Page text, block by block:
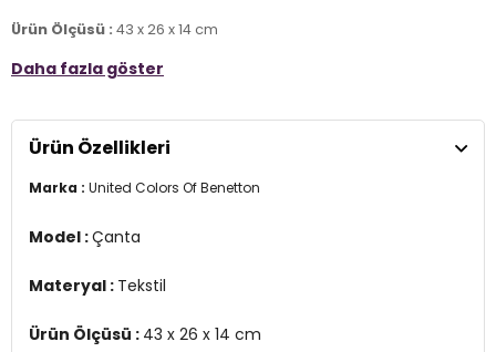
Ürün Ölçüsü : 43 x 26 x 14 cm
Detay :
Daha fazla göster
Ürün Özellikleri
Marka : United Colors Of Benetton
Model :Çanta
Materyal : Tekstil
Ürün Ölçüsü : 43 x 26 x 14 cm